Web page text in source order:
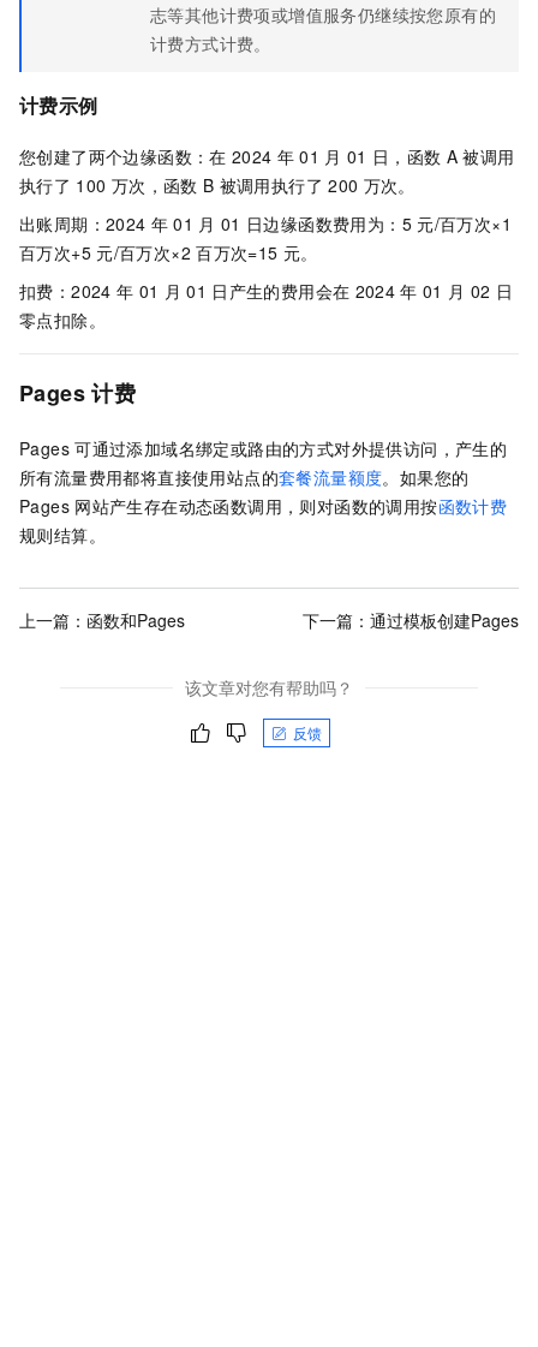
志等其他计费项或增值服务仍继续按您原有的
计费方式计费。
计费示例
您创建了两个边缘函数：在 2024 年 01 月 01 日，函数 A 被调用
执行了 100 万次，函数 B 被调用执行了 200 万次。
出账周期：2024 年 01 月 01 日边缘函数费用为：5 元/百万次×1
百万次+5 元/百万次×2 百万次=15 元。
扣费：2024 年 01 月 01 日产生的费用会在 2024 年 01 月 02 日
零点扣除。
Pages 计费
Pages 可通过添加域名绑定或路由的方式对外提供访问，产生的
所有流量费用都将直接使用站点的套餐流量额度。如果您的
Pages 网站产生存在动态函数调用，则对函数的调用按函数计费
规则结算。
上一篇： 函数和Pages 下一篇： 通过模板创建Pages
该文章对您有帮助吗？
反馈